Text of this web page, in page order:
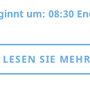
um: 08:30
LESEN SIE MEHR